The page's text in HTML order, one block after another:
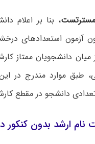
مسترتست، بنا بر اعلام
آزمون استعدادهای
میان دانشجویان ممتاز
طبق موارد مندرج در
نام ارشد بدون کنکور